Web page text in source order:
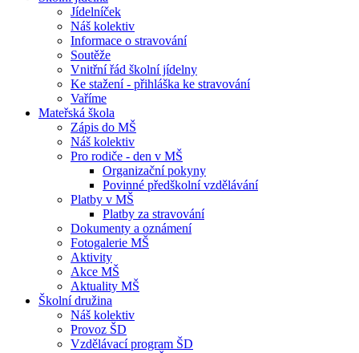
Jídelníček
Náš kolektiv
Informace o stravování
Soutěže
Vnitřní řád školní jídelny
Ke stažení - přihláška ke stravování
Vaříme
Mateřská škola
Zápis do MŠ
Náš kolektiv
Pro rodiče - den v MŠ
Organizační pokyny
Povinné předškolní vzdělávání
Platby v MŠ
Platby za stravování
Dokumenty a oznámení
Fotogalerie MŠ
Aktivity
Akce MŠ
Aktuality MŠ
Školní družina
Náš kolektiv
Provoz ŠD
Vzdělávací program ŠD